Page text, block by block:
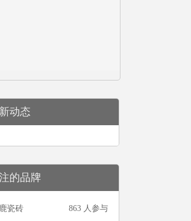
动态
的品牌
瓷砖 863 人参与